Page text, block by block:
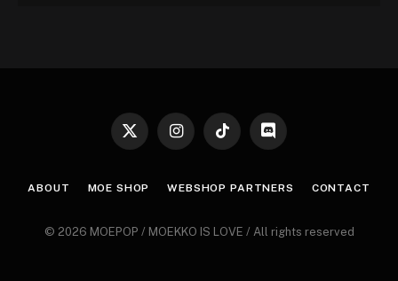
X
InstagramTikTok Discord
ABOUT MOE SHOP WEBSHOP PARTNERS CONTACT
© 2026 MOEPOP / MOEKKO IS LOVE / All rights reserved